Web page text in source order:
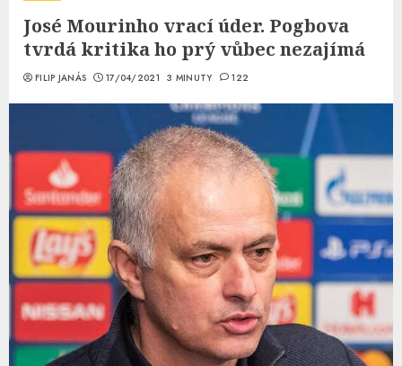
José Mourinho vrací úder. Pogbova
tvrdá kritika ho prý vůbec nezajímá
FILIP JANÁS 17/04/2021 3 MINUTY 122